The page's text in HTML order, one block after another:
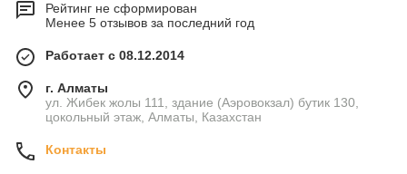
Рейтинг не сформирован
Менее 5 отзывов за последний год
Работает с 08.12.2014
г. Алматы
ул. Жибек жолы 111, здание (Аэровокзал) бутик 130,
цокольный этаж, Алматы, Казахстан
Контакты